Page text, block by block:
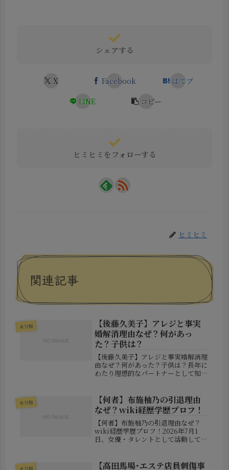
シェアする
X Facebook
はてブ
LINE
コピー
ヒミヒミをフォローする
ヒミヒミ
関連記事
未分類
【後藤久美子】アレジと事実
婚解消理由なぜ？何があっ
た？子供は？
【後藤久美子】アレジと事実婚解消理
由なぜ？何があった？子供は？長年に
わたり理想的なパートナーとして知ら
の二人がすでにパートナーシップを解
消していたことが明らかとなり、大
き...
未分類
【何者】布施柚乃の引退理由
なぜ？wiki経歴学歴プロフ！
【何者】布施柚乃の引退理由なぜ？
wiki経歴学歴プロフ！2026年7月1
日、女優・タレントとして活動してき
をもって芸能界を引退することを発表
【高田馬場･エステ店員刺傷事